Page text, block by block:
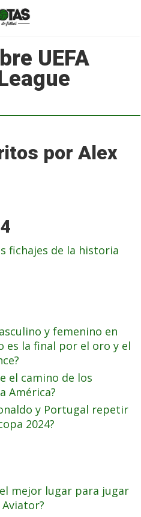
UEFA
por Alex
fichajes de la historia
y femenino en
es la final por el oro y el
el camino de los
América?
y Portugal repetir
2024?
el mejor lugar para jugar